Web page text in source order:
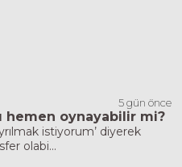
5 gün önce
oynayabilir mi?
istiyorum’ diyerek
olabi...